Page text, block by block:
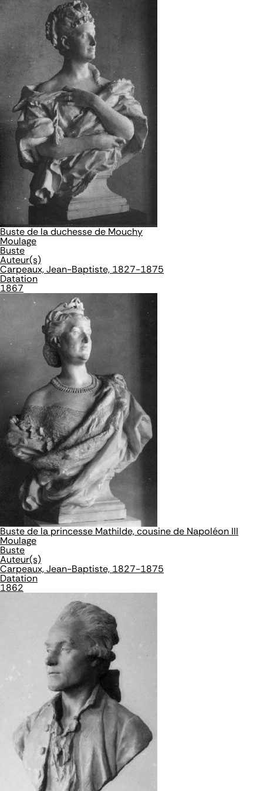
Buste de la duchesse de Mouchy
Moulage
Buste
Auteur(s)
Carpeaux, Jean-Baptiste, 1827-1875
Datation
1867
Buste de la princesse Mathilde, cousine de Napoléon III
Moulage
Buste
Auteur(s)
Carpeaux, Jean-Baptiste, 1827-1875
Datation
1862